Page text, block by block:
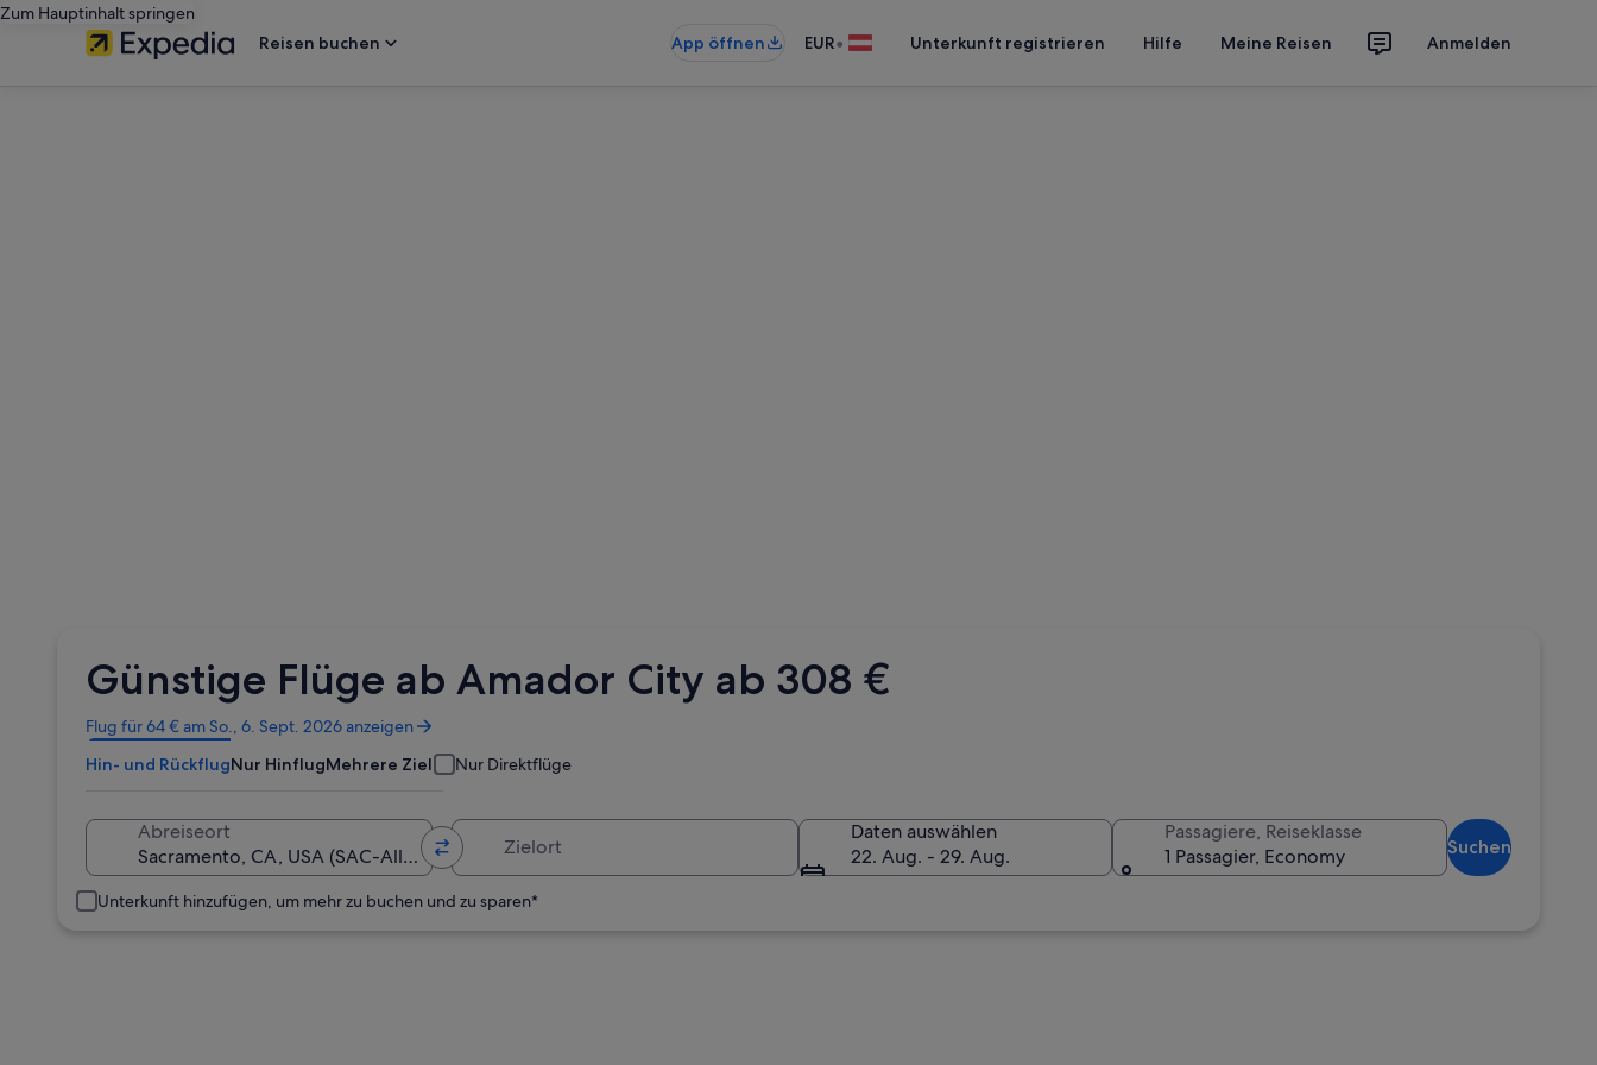
Zum Hauptinhalt springen
Reisen buchen
App öffnen EUR• Unterkunft registrieren Hilfe Meine Reisen Anmelden
Günstige Flüge ab Amador City ab 308 €
Flug für 64 € am So., 6. Sept. 2026 anzeigen
Wird
in
einem
geöffnet
Hin- und RückflugNur HinflugMehrere Ziele Nur Direktflüge
Abreiseort
Daten auswählen
22. Aug. - 29. Aug.
Passagiere, Reiseklasse
1 Passagier, Economy
Suchen
Unterkunft hinzufügen, um mehr zu buchen und zu sparen*